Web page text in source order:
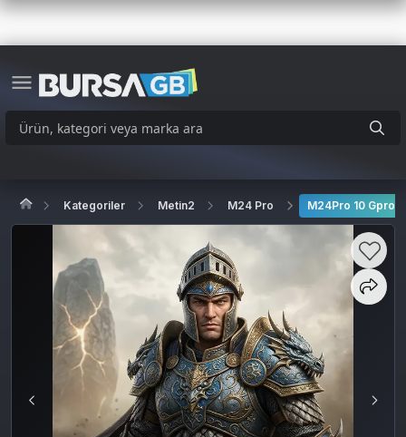
Kategoriler Metin2 M24 Pro M24Pro 10